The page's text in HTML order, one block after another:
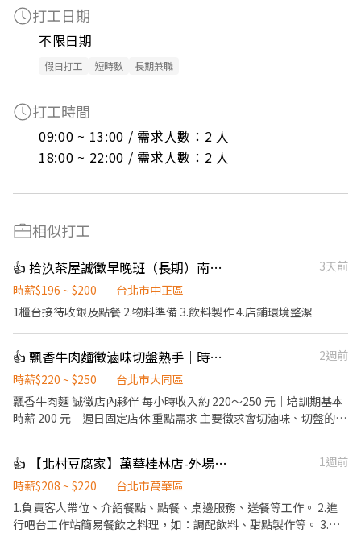
打工日期
不限日期
假日打工 短時數 長期兼職
打工時間
09:00 ~ 13:00 / 需求人數：2 人
18:00 ~ 22:00 / 需求人數：2 人
相似打工
👍 拾汣茶屋誠徵早晚班（長期）南陽/三重
3天前
時薪$196 ~ $200
台北市中正區
1櫃台接待收銀及點餐 2.物料準備 3.飲料製作 4.店鋪環境整潔
👍 飄香牛肉麵徵滷味切盤熟手｜時薪最高250｜週日固定休
2週前
時薪$220 ~ $250
台北市大同區
飄香牛肉麵 誠徵店內夥伴 每小時收入約 220～250 元｜培訓期基本
時薪 200 元｜週日固定店休 重點需求 主要徵求會切滷味、切盤的熟
容 主要工作包含： 切滷味、切菜、煮麵、出餐、POS 收銀結帳、備
料、環境整理。 早班人員需協助開店。 工作區域 餐期採一人負責一
區，主要區域為： 煮麵區、滷味切盤區 薪資待遇 培訓期基本時薪
200 元。 通過基本訓練、適合店內工作節奏後，依工作能力、出勤
👍 【北村豆腐家】萬華桂林店-外場計時
1週前
時薪$208 ~ $220
台北市萬華區
1.負責客人帶位、介紹餐點、點餐、桌邊服務、送餐等工作。 2.進
行吧台工作站簡易餐飲之料理，如：調配飲料、甜點製作等。 3.於